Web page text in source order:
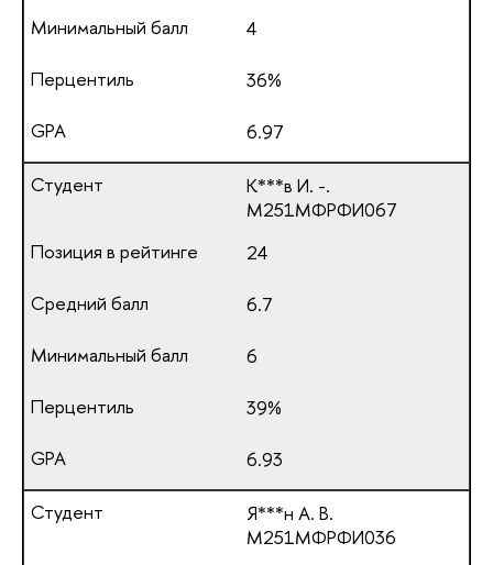
4
36%
6.97
К***в И. -.
М251МФРФИ067
24
6.7
6
39%
6.93
Я***н А. В.
М251МФРФИ036